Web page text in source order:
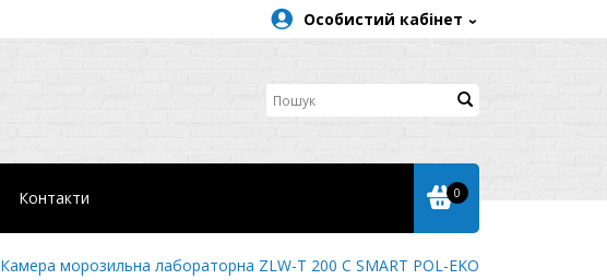
Особистий кабінет
Контакти 0
Камера морозильна лабораторна ZLW-T 200 C SMART POL-EKO